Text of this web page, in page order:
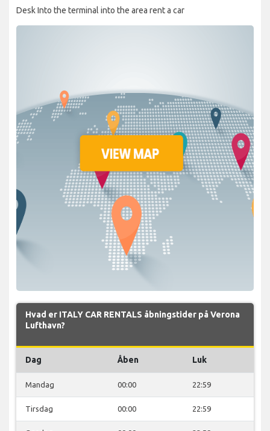
Desk Into the terminal into the area rent a car
Hvad er ITALY CAR RENTALS åbningstider på Verona
Lufthavn?
Dag Åben Luk
Mandag 00:00 22:59
Tirsdag 00:00 22:59